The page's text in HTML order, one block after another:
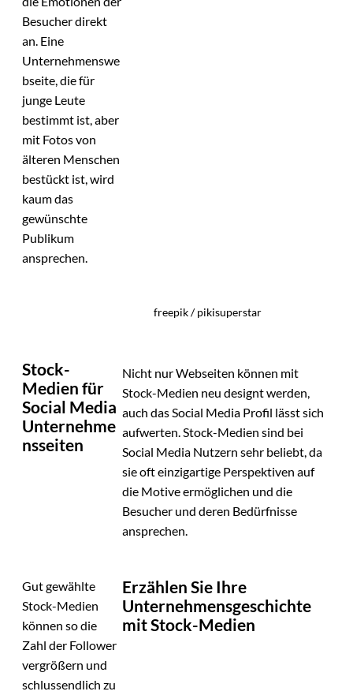
Besucher direkt
an. Eine
Unternehmenswe
bseite, die für
junge Leute
bestimmt ist, aber
mit Fotos von
älteren Menschen
bestückt ist, wird
kaum das
gewünschte
Publikum
ansprechen.
freepik / pikisuperstar
Stock-
Medien für
Social Media
Unternehme
nsseiten
Nicht nur Webseiten können mit
Stock-Medien neu designt werden,
auch das Social Media Profil lässt sich
aufwerten. Stock-Medien sind bei
Social Media Nutzern sehr beliebt, da
sie oft einzigartige Perspektiven auf
die Motive ermöglichen und die
Besucher und deren Bedürfnisse
ansprechen.
Gut gewählte
Stock-Medien
können so die
Zahl der Follower
vergrößern und
schlussendlich zu
Erzählen Sie Ihre
Unternehmensgeschichte
mit Stock-Medien